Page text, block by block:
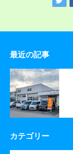
最近の記事
カテゴリー